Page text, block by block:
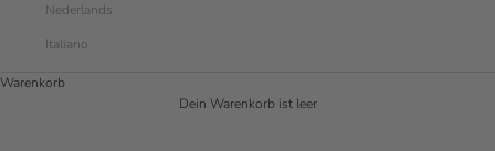
Nederlands
Italiano
Warenkorb
Dein Warenkorb ist leer